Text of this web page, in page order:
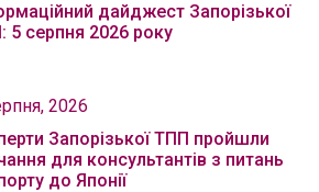
дайджест Запорізької
5 серпня 2026 року
2026
Запорізької ТПП пройшли
для консультантів з питань
до Японії